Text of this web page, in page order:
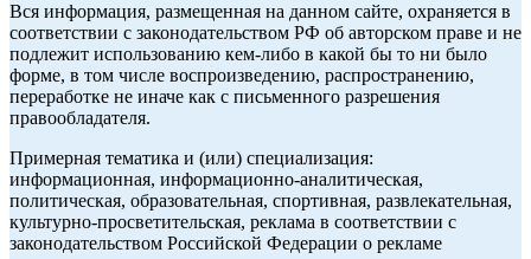
Вся информация, размещенная на данном сайте, охраняется в
соответствии с законодательством РФ об авторском праве и не
подлежит использованию кем-либо в какой бы то ни было
форме, в том числе воспроизведению, распространению,
переработке не иначе как с письменного разрешения
правообладателя.
Примерная тематика и (или) специализация:
информационная, информационно-аналитическая,
политическая, образовательная, спортивная, развлекательная,
культурно-просветительская, реклама в соответствии с
законодательством Российской Федерации о рекламе